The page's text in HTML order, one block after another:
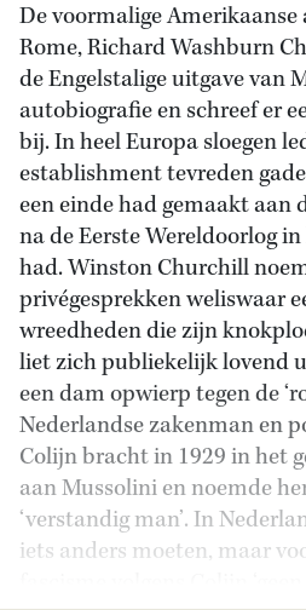
De voormalige
Rome, Richard Washburn
de Engelstalige uitgave van
autobiografie en schreef er
bij. In heel Europa sloegen
establishment tevreden
een einde had gemaakt aan
na de Eerste Wereldoorlog
had. Winston Churchill
privégesprekken weliswaar
wreedheden die zijn
liet zich publiekelijk lovend
een dam opwierp tegen de
Nederlandse zakenman en
Colijn bracht in 1929 in het
aan Mussolini en noemde
‘verstandig man’. In
iets anders moeten, maar